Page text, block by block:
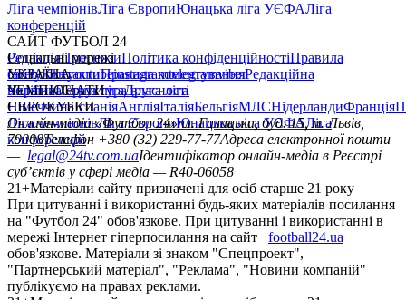
Ліга чемпіонівЛіга ЄвропиЮнацька ліга УЄФАЛіга
конференцій
САЙТ ФУТБОЛ 24
РедакціяПрогнозиПолітика конфіденційностіПравила
сайтуКонтактиПравила коментуванняРедакційна
політикаСтруктура власності
Соціальні мережі
facebookxyoutubeinstagramtelegramviber
УКРАЇНА
УкраїнаПерша лігаДруга ліга
ЧЕМПІОНАТИ
НімеччинаІспаніяАнгліяІталіяБельгіяМЛСНідерландиФранція
ЄВРОКУБКИ
Ліга чемпіонівЛіга ЄвропиЮнацька ліга УЄФАЛіга
конференцій
Онлайн-медіа «Футбол 24»пл. Галицька, буд. 15, м. Львів,
79008Телефон +380 (32) 229-77-77Адреса електронної пошти
— legal@24tv.com.uaІдентифікатор онлайн-медіа в Реєстрі
суб’єктів у сфері медіа — R40-06058
21+Матеріали сайту призначені для осіб старше 21 року
При цитуванні і використанні будь-яких матеріалів посилання
на "Футбол 24" обов'язкове. При цитуванні і використанні в
мережі Інтернет гіперпосилання на сайт
football24.ua
обов'язкове. Матеріали зі знаком "Спецпроект",
"Партнерський матеріал", "Реклама", "Новини компаній"
публікуємо на правах реклами.